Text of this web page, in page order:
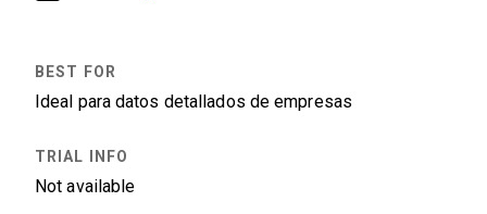
Ideal para datos detallados de empresas
Not available